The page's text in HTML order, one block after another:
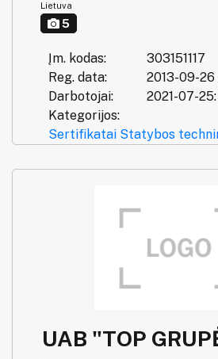
Lietuva
5
Įm. kodas:
303151117
Reg. data:
2013-09-
Darbotojai:
2021-07-
Kategorijos:
Sertifikatai Statybos
UAB "TOP